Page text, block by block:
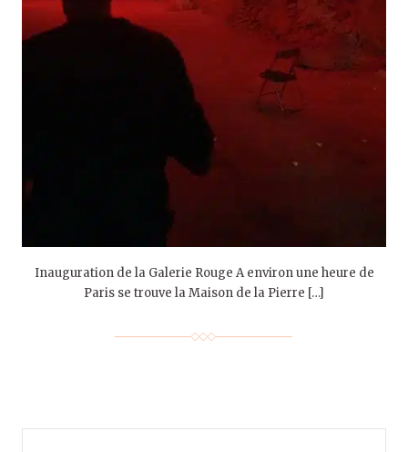
Inauguration de la Galerie Rouge A environ une heure de
Paris se trouve la Maison de la Pierre […]